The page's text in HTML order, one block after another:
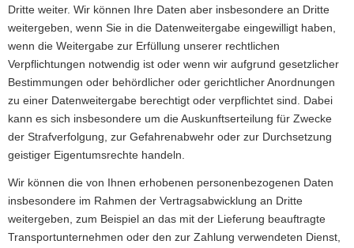
Dritte weiter. Wir können Ihre Daten aber insbesondere an Dritte
weitergeben, wenn Sie in die Datenweitergabe eingewilligt haben,
wenn die Weitergabe zur Erfüllung unserer rechtlichen
Verpflichtungen notwendig ist oder wenn wir aufgrund gesetzlicher
Bestimmungen oder behördlicher oder gerichtlicher Anordnungen
zu einer Datenweitergabe berechtigt oder verpflichtet sind. Dabei
kann es sich insbesondere um die Auskunftserteilung für Zwecke
der Strafverfolgung, zur Gefahrenabwehr oder zur Durchsetzung
geistiger Eigentumsrechte handeln.
Wir können die von Ihnen erhobenen personenbezogenen Daten
insbesondere im Rahmen der Vertragsabwicklung an Dritte
weitergeben, zum Beispiel an das mit der Lieferung beauftragte
Transportunternehmen oder den zur Zahlung verwendeten Dienst,